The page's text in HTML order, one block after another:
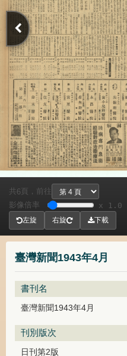
臺灣新聞1943年4月
書刊名
臺灣新聞1943年4月
刊別版次
日刊第2版
共 6頁， 前往
影像倍率
x 1.0
左旋 右旋 下載